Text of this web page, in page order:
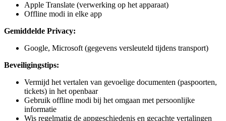
Apple Translate (verwerking op het apparaat)
Offline modi in elke app
Gemiddelde Privacy:
Google, Microsoft (gegevens versleuteld tijdens transport)
Beveiligingstips:
Vermijd het vertalen van gevoelige documenten (paspoorten,
tickets) in het openbaar
Gebruik offline modi bij het omgaan met persoonlijke
informatie
Wis regelmatig de appgeschiedenis en gecachte vertalingen